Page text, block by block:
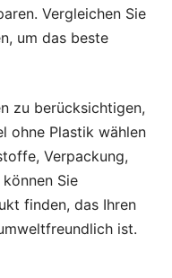
Vergleichen Sie
um das beste
zu berücksichtigen,
ohne Plastik wählen
Verpackung,
Sie
finden, das Ihren
ist.